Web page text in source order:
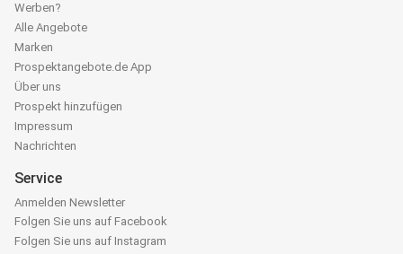
Werben?
Alle Angebote
Marken
Prospektangebote.de App
Über uns
Prospekt hinzufügen
Impressum
Nachrichten
Service
Anmelden Newsletter
Folgen Sie uns auf Facebook
Folgen Sie uns auf Instagram